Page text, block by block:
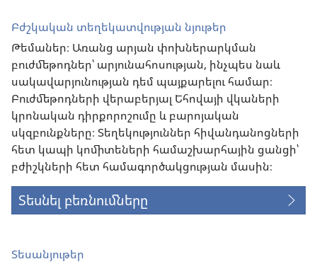
Բժշկական տեղեկատվության նյութեր
Թեմաներ։ Առանց արյան փոխներարկման
բուժմեթոդներ՝ արյունահոսության, ինչպես նաև
սակավարյունության դեմ պայքարելու համար։
Բուժմեթոդների վերաբերյալ Եհովայի վկաների
կրոնական դիրքորոշումը և բարոյական
սկզբունքները։ Տեղեկություններ հիվանդանոցների
հետ կապի կոմիտեների համաշխարհային ցանցի՝
բժիշկների հետ համագործակցության մասին։
Տեսնել բեռնումները
Տեսանյութեր